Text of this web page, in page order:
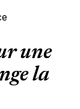
une
la